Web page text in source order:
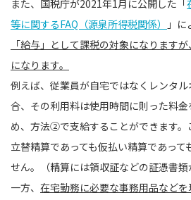
また、国税庁が2021年1月に公開した「
等に関するFAQ（源泉所得税関係）
」に
「給与」として課税の対象になります
になります。
例えば、従業員が自宅ではなくレンタ
合、その利用料は使用時間に則った料
め、方法②で支給することができます。
立替精算であっても仮払い精算であって
せん。（精算には領収証などの証憑書類
一方、 在宅勤務に必要な事務用品など